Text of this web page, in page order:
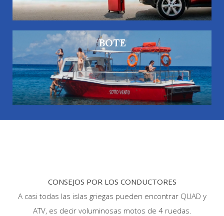
BOTE
BOTE
Alquiler del barco para uso exclusivo con capitán bajo
petición
RESERVAR
CONSEJOS POR LOS CONDUCTORES
A casi todas las islas griegas pueden encontrar QUAD y
ATV, es decir voluminosas motos de 4 ruedas.